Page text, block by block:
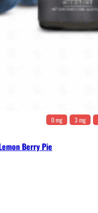
0 mg 3 mg
Berry Pie